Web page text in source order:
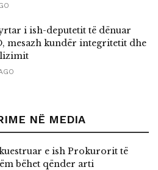
i ish-deputetit të dënuar
mesazh kundër integritetit dhe
NË MEDIA
e ish Prokurorit të
bëhet qënder arti